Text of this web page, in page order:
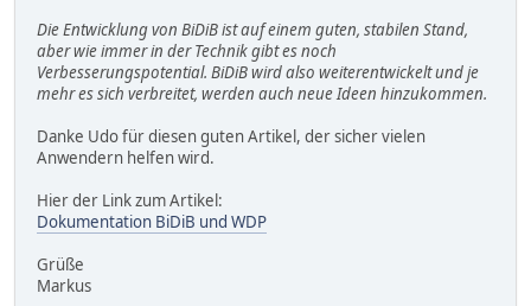
Die Entwicklung von BiDiB ist auf einem guten, stabilen Stand,
aber wie immer in der Technik gibt es noch
Verbesserungspotential. BiDiB wird also weiterentwickelt und je
mehr es sich verbreitet, werden auch neue Ideen hinzukommen.
Danke Udo für diesen guten Artikel, der sicher vielen
Anwendern helfen wird.
Hier der Link zum Artikel:
Dokumentation BiDiB und WDP
Grüße
Markus